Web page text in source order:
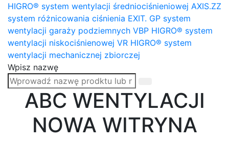
HIGRO® system wentylacji średniociśnieniowej AXIS.ZZ
system różnicowania ciśnienia EXIT. GP system
wentylacji garaży podziemnych VBP HIGRO® system
wentylacji niskociśnienowej VR HIGRO® system
wentylacji mechanicznej zbiorczej
Wpisz nazwę
ABC WENTYLACJI
NOWA WITRYNA